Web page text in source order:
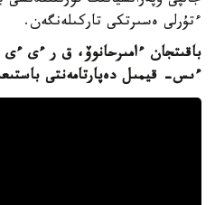
ءتۇرلى ەسىرتكى تاركىلەنگەن.
باقىتجان ءامىرحانوۆ، ق ر ءى
ءىس- قيمىل دەپارتامەنتى